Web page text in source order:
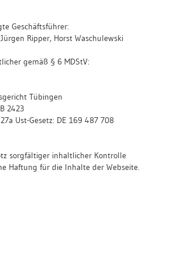
Geschäftsführer:
Ripper, Horst Waschulewski
gemäß § 6 MDStV:
Tübingen
2423
Ust-Gesetz: DE 169 487 708
sorgfältiger inhaltlicher Kontrolle
Haftung für die Inhalte der Webseite.